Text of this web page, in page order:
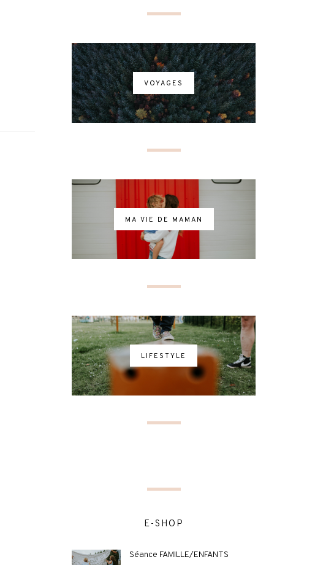
VOYAGES
MA VIE DE MAMAN
LIFESTYLE
E-SHOP
Séance FAMILLE/ENFANTS